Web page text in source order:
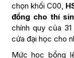
chọn khối C00,
đồng cho thí
chính quy của
cửa đại học cho
Mức học bổng